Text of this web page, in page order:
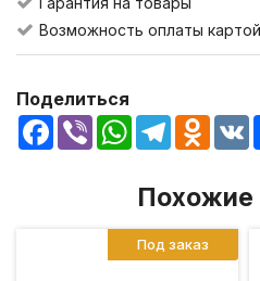
Возможность оплаты
Поделиться
Facebook
Viber WhatsApp
Telegram
Похожие
Под заказ